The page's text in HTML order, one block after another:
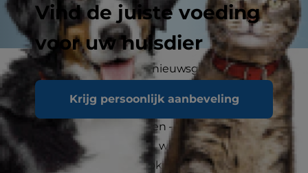
Vind de juiste voeding
voor uw huisdier
Krijg persoonlijk aanbeveling
Honden zijn van nature nieuwsgierige
snuffelaars. Dat betekent dat ze aan allerlei
dingen snuffelen en ervan eten, ook als ze dat
niet zouden moeten doen - bedorven voedsel,
karkassen in ontbinding, weggegooide snacks
voor mensen en vaak ook de ontlasting van